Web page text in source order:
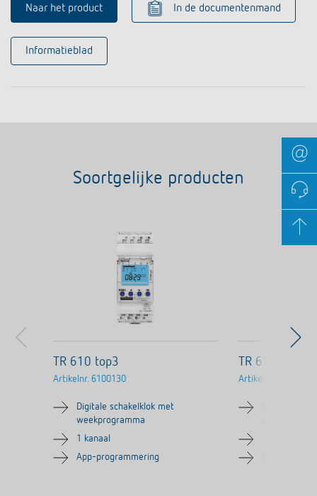
Naar het product In de documentenmand
Informatieblad
Soortgelijke producten
TR 610 top3
Artikelnr. 6100130
Digitale schakelklok met
weekprogramma
1 kanaal
App-programmering
TR 610 top3
Artikelnr.